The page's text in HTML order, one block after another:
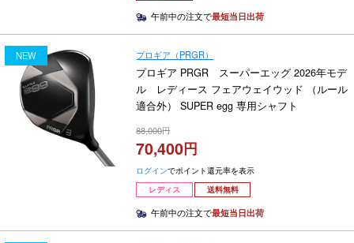
午前中の注文で最短当日出荷
NEW プロギア（PRGR）
プロギア PRGR スーパーエッグ 2026年モデ
ル レディース フェアウェイウッド （ルール
適合外） SUPER egg 専用シャフト
88,000
70,400
ログインでポイント還元率を表示
レディス
送料無料
午前中の注文で最短当日出荷